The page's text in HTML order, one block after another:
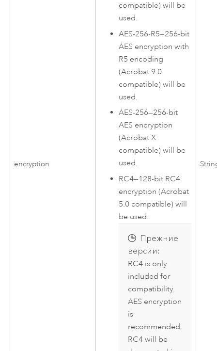
encryption
compatible) will be
used.
AES-256-R5—256-bit
AES encryption with
R5 encoding
(Acrobat 9.0
compatible) will be
used.
AES-256—256-bit
AES encryption
(Acrobat X
compatible) will be
used.
RC4—128-bit RC4
encryption (Acrobat
5.0 compatible) will
be used.
Прежние
версии:
RC4 is only
included for
compatibility.
AES encryption
is
recommended.
RC4 will be